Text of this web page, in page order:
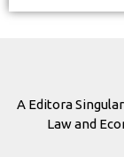
A Editora
Law and